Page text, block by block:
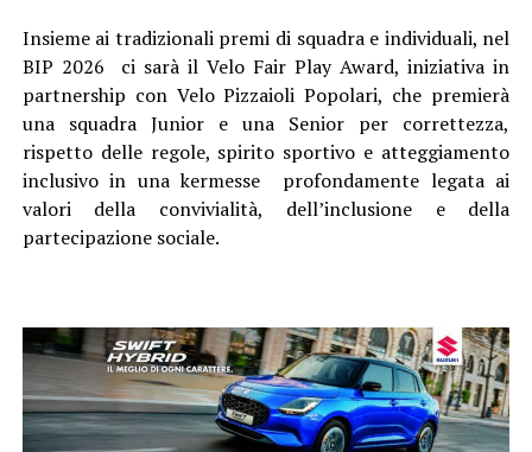
Insieme ai tradizionali premi di squadra e individuali, nel
BIP 2026 ci sarà il Velo Fair Play Award, iniziativa in
partnership con Velo Pizzaioli Popolari, che premierà
una squadra Junior e una Senior per correttezza,
rispetto delle regole, spirito sportivo e atteggiamento
inclusivo in una kermesse profondamente legata ai
valori della convivialità, dell’inclusione e della
partecipazione sociale.